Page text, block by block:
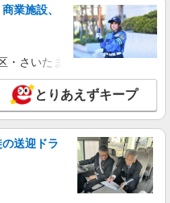
業施設、
・さいたま市岩槻区・久喜市・
とりあえずキープ
送迎ドラ